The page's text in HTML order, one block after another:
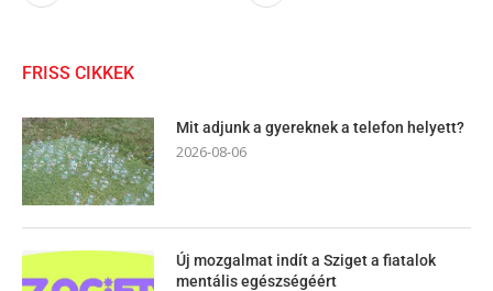
FRISS CIKKEK
Mit adjunk a gyereknek a telefon helyett?
2026-08-06
Új mozgalmat indít a Sziget a fiatalok
mentális egészségéért